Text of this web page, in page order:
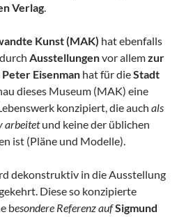
Verlag.
Kunst (MAK) hat ebenfalls
Ausstellungenvor allemzur
Peter Eisenman hat für dieStadt
dieses Museum (MAK) eine
konzipiert, die auch als
arbeitetund keine der üblichen
ist (Pläne und Modelle).
dekonstruktiv in die Ausstellung
Diese so konzipierte
besondere Referenz aufSigmund